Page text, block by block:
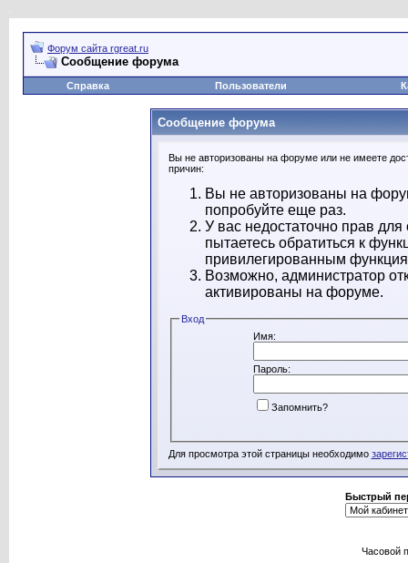
Форум сайта rgreat.ru
Сообщение форума
Справка Пользователи
Сообщение форума
Вы не авторизованы на форуме или не имеете
причин:
Вы не авторизованы на
попробуйте еще раз.
У вас недостаточно прав
пытаетесь обратиться к
привилегированным
Возможно, администратор
активированы на форуме.
Вход
Имя:
Пароль:
Запомнить?
Для просмотра этой страницы необходимо
Быстрый
Часовой